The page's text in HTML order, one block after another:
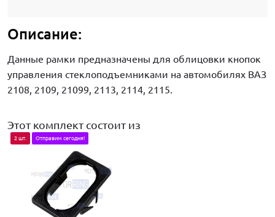
Описание:
Данные рамки предназначены для облицовки кнопок
управления стеклоподъемниками на автомобилях ВАЗ
2108, 2109, 21099, 2113, 2114, 2115.
Этот комплект состоит из
2 шт. Отправим сегодня!